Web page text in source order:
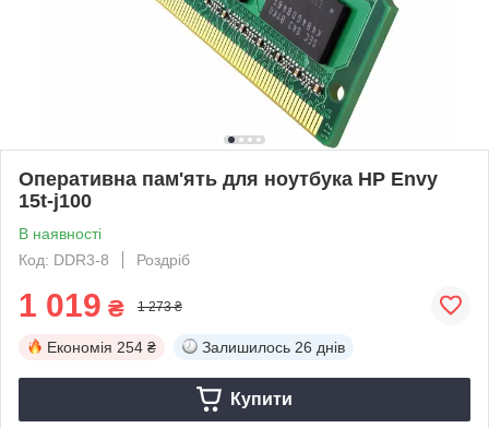
Оперативна пам'ять для ноутбука HP Envy
15t-j100
В наявності
Код: DDR3-8
Роздріб
1 019 ₴ 1 273 ₴
Економія 254 ₴ Залишилось 26 днів
Купити